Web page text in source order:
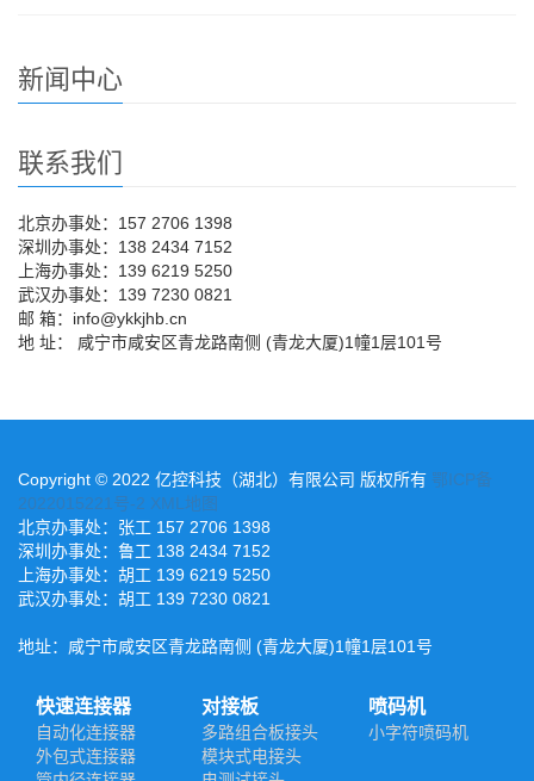
新闻中心
联系我们
北京办事处：157 2706 1398
深圳办事处：138 2434 7152
上海办事处：139 6219 5250
武汉办事处：139 7230 0821
邮 箱：info@ykkjhb.cn
地 址： 咸宁市咸安区青龙路南侧 (青龙大厦)1幢1层101号
Copyright © 2022 亿控科技（湖北）有限公司 版权所有 鄂ICP备
2022015221号-2 XML地图
北京办事处：张工 157 2706 1398
深圳办事处：鲁工 138 2434 7152
上海办事处：胡工 139 6219 5250
武汉办事处：胡工 139 7230 0821
地址：咸宁市咸安区青龙路南侧 (青龙大厦)1幢1层101号
快速连接器
自动化连接器
外包式连接器
对接板
多路组合板接头
模块式电接头
喷码机
小字符喷码机